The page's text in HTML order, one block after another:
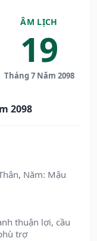
ÂM LỊCH
19
Tháng 7 Năm 2098
2098
Năm: Mậu
thuận lợi, cầu
trợ